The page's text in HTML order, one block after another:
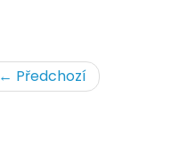
← Předchozí